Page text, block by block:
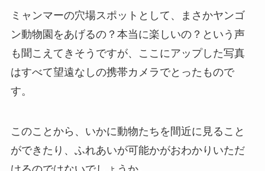
ミャンマーの穴場スポットとして、まさかヤンゴ
ン動物園をあげるの？本当に楽しいの？という声
も聞こえてきそうですが、ここにアップした写真
はすべて望遠なしの携帯カメラでとったもので
す。
このことから、いかに動物たちを間近に見ること
ができたり、ふれあいが可能かがおわかりいただ